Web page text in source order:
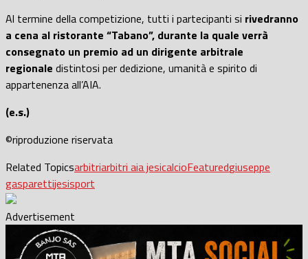
Al termine della competizione, tutti i partecipanti si rivedranno
a cena al ristorante “Tabano”, durante la quale verrà
consegnato un premio ad un dirigente arbitrale
regionale distintosi per dedizione, umanità e spirito di
appartenenza all’AIA.
(e.s.)
©riproduzione riservata
Related Topicsarbitriarbitri aia jesicalcioFeaturedgiuseppe
gasparettijesisport
Advertisement